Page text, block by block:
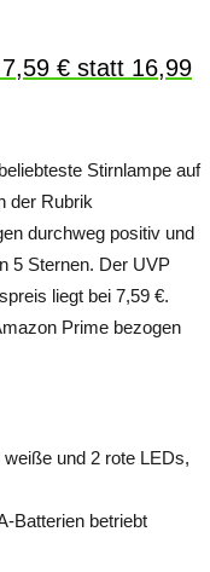
€ statt 16,99
Stirnlampe auf
der Rubrik
durchweg positiv und
5 Sternen. Der UVP
liegt bei 7,59 €.
Prime bezogen
und 2 rote LEDs,
Batterien betriebt